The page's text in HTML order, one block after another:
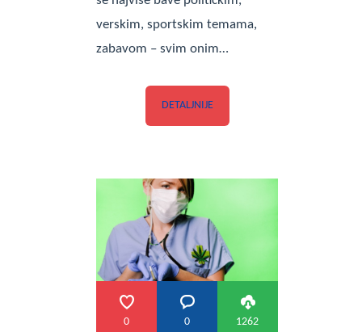
verskim, sportskim temama,
zabavom – svim onim…
DETALJNIJE
0 0 1262